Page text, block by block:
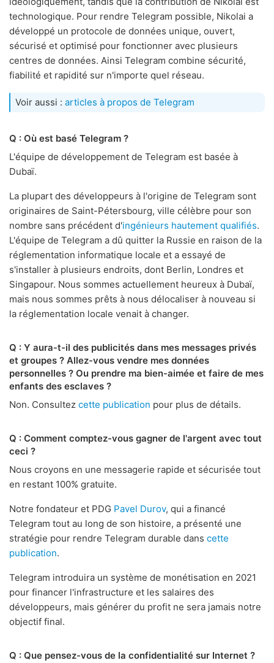
technologique. Pour rendre Telegram possible, Nikolai a
développé un protocole de données unique, ouvert,
sécurisé et optimisé pour fonctionner avec plusieurs
centres de données. Ainsi Telegram combine sécurité,
fiabilité et rapidité sur n'importe quel réseau.
Voir aussi : articles à propos de Telegram
Q : Où est basé Telegram ?
L'équipe de développement de Telegram est basée à
Dubaï.
La plupart des développeurs à l'origine de Telegram sont
originaires de Saint-Pétersbourg, ville célèbre pour son
nombre sans précédent d'ingénieurs hautement qualifiés.
L'équipe de Telegram a dû quitter la Russie en raison de la
réglementation informatique locale et a essayé de
s'installer à plusieurs endroits, dont Berlin, Londres et
Singapour. Nous sommes actuellement heureux à Dubaï,
mais nous sommes prêts à nous délocaliser à nouveau si
la réglementation locale venait à changer.
Q : Y aura-t-il des publicités dans mes messages privés
et groupes ? Allez-vous vendre mes données
personnelles ? Ou prendre ma bien-aimée et faire de mes
enfants des esclaves ?
Non. Consultez cette publication pour plus de détails.
Q : Comment comptez-vous gagner de l'argent avec tout
ceci ?
Nous croyons en une messagerie rapide et sécurisée tout
en restant 100% gratuite.
Notre fondateur et PDG Pavel Durov, qui a financé
Telegram tout au long de son histoire, a présenté une
stratégie pour rendre Telegram durable dans cette
publication.
Telegram introduira un système de monétisation en 2021
pour financer l'infrastructure et les salaires des
développeurs, mais générer du profit ne sera jamais notre
objectif final.
Q : Que pensez-vous de la confidentialité sur Internet ?